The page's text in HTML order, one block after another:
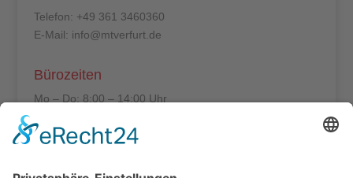
Telefon: +49 361 3460360
E-Mail: info@mtverfurt.de
Bürozeiten
Mo – Do: 8:00 – 14:00 Uhr
Fr: 8:00 – 12:00 Uhr